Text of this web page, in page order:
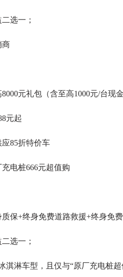
选一；
商
元礼包（含至高1000元/台现
元起
85折特价车
电桩666元超值购
保+终身免费道路救援+终身免费
选一；
淋车型，且仅与“原厂充电桩超